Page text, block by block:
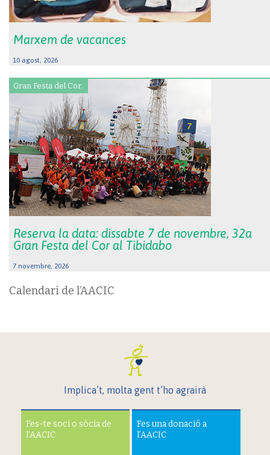
Marxem de vacances
10 agost, 2026
Gran Festa del Cor.
Reserva la data: dissabte 7 de novembre, 32a
Gran Festa del Cor al Tibidabo
7 novembre, 2026
Calendari de l’AACIC
Implica’t, molta gent t’ho agrairà
Fes-te soci o sòcia de
l’AACIC
Fes una donació a
l’AACIC